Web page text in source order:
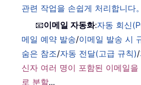
관련 작업을 손쉽게 처리합니다。
📧이메일 자동화:자동 회신
메일 예약 발송/이메일 발송 시
숨은 참조/자동 전달(고급 규칙)/
신자 여러 명이 포함된 이메일
로 분할...